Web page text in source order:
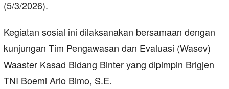
(5/3/2026).
Kegiatan sosial ini dilaksanakan bersamaan dengan
kunjungan Tim Pengawasan dan Evaluasi (Wasev)
Waaster Kasad Bidang Binter yang dipimpin Brigjen
TNI Boemi Ario Bimo, S.E.